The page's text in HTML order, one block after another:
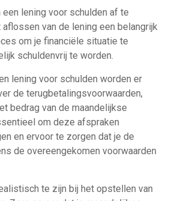
lening voor schulden af te
van de lening een belangrijk
om je financiële situatie te
schuldenvrij te worden.
lening voor schulden worden er
de terugbetalingsvoorwaarden,
bedrag van de maandelijkse
om deze afspraken
en ervoor te zorgen dat je de
de overeengekomen voorwaarden
te zijn bij het opstellen van